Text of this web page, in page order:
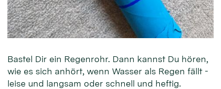
Bastel Dir ein Regenrohr. Dann kannst Du hören,
wie es sich anhört, wenn Wasser als Regen fällt -
leise und langsam oder schnell und heftig.